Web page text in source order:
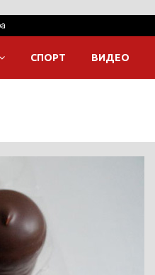
СПОРТ ВИДЕО